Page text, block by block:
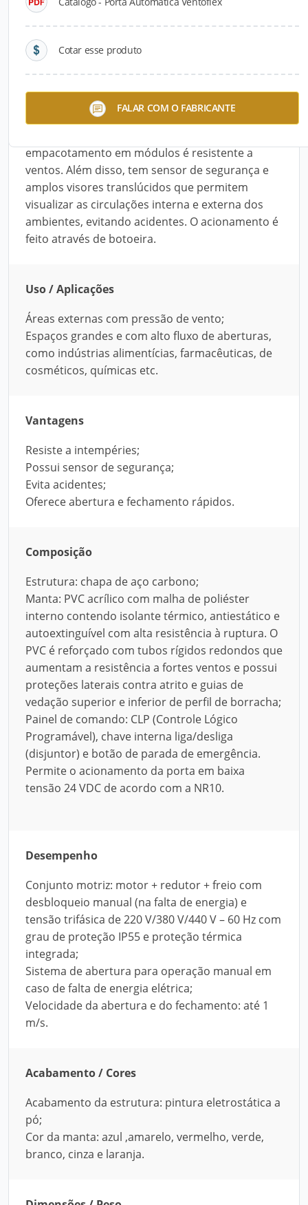
Cotar esse produto
FALAR COM O FABRICANTE
A Porta Automática Ventoflex é ideal para áreas
alimentícias, farmacêuticas, de cosméticos,
químicas etc. A abertura e o fechamento são
empacotamento em módulos é resistente a
ventos. Além disso, tem sensor de segurança e
amplos visores translúcidos que permitem
visualizar as circulações interna e externa dos
ambientes, evitando acidentes. O acionamento é
feito através de botoeira.
Uso / Aplicações
Áreas externas com pressão de vento;
Espaços grandes e com alto fluxo de aberturas,
como indústrias alimentícias, farmacêuticas, de
cosméticos, químicas etc.
Vantagens
Resiste a intempéries;
Possui sensor de segurança;
Evita acidentes;
Oferece abertura e fechamento rápidos.
Composição
Estrutura: chapa de aço carbono;
Manta: PVC acrílico com malha de poliéster
interno contendo isolante térmico, antiestático e
autoextinguível com alta resistência à ruptura. O
PVC é reforçado com tubos rígidos redondos que
aumentam a resistência a fortes ventos e possui
proteções laterais contra atrito e guias de
vedação superior e inferior de perfil de borracha;
Painel de comando: CLP (Controle Lógico
Programável), chave interna liga/desliga
(disjuntor) e botão de parada de emergência.
Permite o acionamento da porta em baixa
tensão 24 VDC de acordo com a NR10.
Desempenho
Conjunto motriz: motor + redutor + freio com
desbloqueio manual (na falta de energia) e
tensão trifásica de 220 V/380 V/440 V – 60 Hz com
grau de proteção IP55 e proteção térmica
integrada;
Sistema de abertura para operação manual em
caso de falta de energia elétrica;
Velocidade da abertura e do fechamento: até 1
m/s.
Acabamento / Cores
Acabamento da estrutura: pintura eletrostática a
pó;
Cor da manta: azul ,amarelo, vermelho, verde,
branco, cinza e laranja.